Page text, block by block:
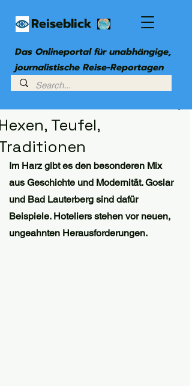
Reiseblick
Das Onlineportal für unabhängige,
journalistische Reise-Reportagen
Teufel,
Im Harz gibt es den besonderen Mix
aus Geschichte und Modernität. Goslar
und Bad Lauterberg sind dafür
Beispiele. Hoteliers stehen vor neuen,
ungeahnten Herausforderungen.